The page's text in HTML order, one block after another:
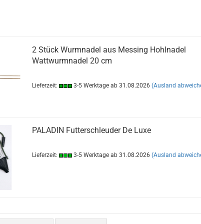
2 Stück Wurmnadel aus Messing Hohlnadel
Wattwurmnadel 20 cm
Lieferzeit: 3-5 Werktage ab 31.08.2026 (Ausland
PALADIN Futterschleuder De Luxe
Lieferzeit: 3-5 Werktage ab 31.08.2026 (Ausland